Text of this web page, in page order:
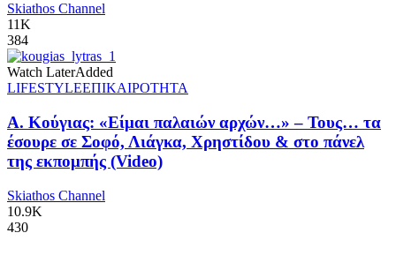
Skiathos Channel
11K
384
Watch LaterAdded
LIFESTYLEΕΠΙΚΑΙΡΟΤΗΤΑ
Α. Κούγιας: «Είμαι παλαιών αρχών…» – Τους… τα
έσουρε σε Σοφό, Λιάγκα, Χρηστίδου & στο πάνελ
της εκπομπής (Video)
Skiathos Channel
10.9K
430